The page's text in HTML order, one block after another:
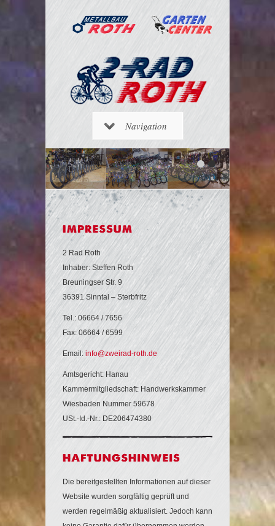
Navigation
2 Rad Roth
Inhaber: Steffen Roth
Breuningser Str. 9
36391 Sinntal – Sterbfritz
Tel.: 06664 / 7656
Fax: 06664 / 6599
Email: info@zweirad-roth.de
Amtsgericht: Hanau
Kammermitgliedschaft: Handwerkskammer
Wiesbaden Nummer 59678
USt.-Id.-Nr.: DE206474380
Die bereitgestellten Informationen auf dieser
Website wurden sorgfältig geprüft und
werden regelmäßig aktualisiert. Jedoch kann